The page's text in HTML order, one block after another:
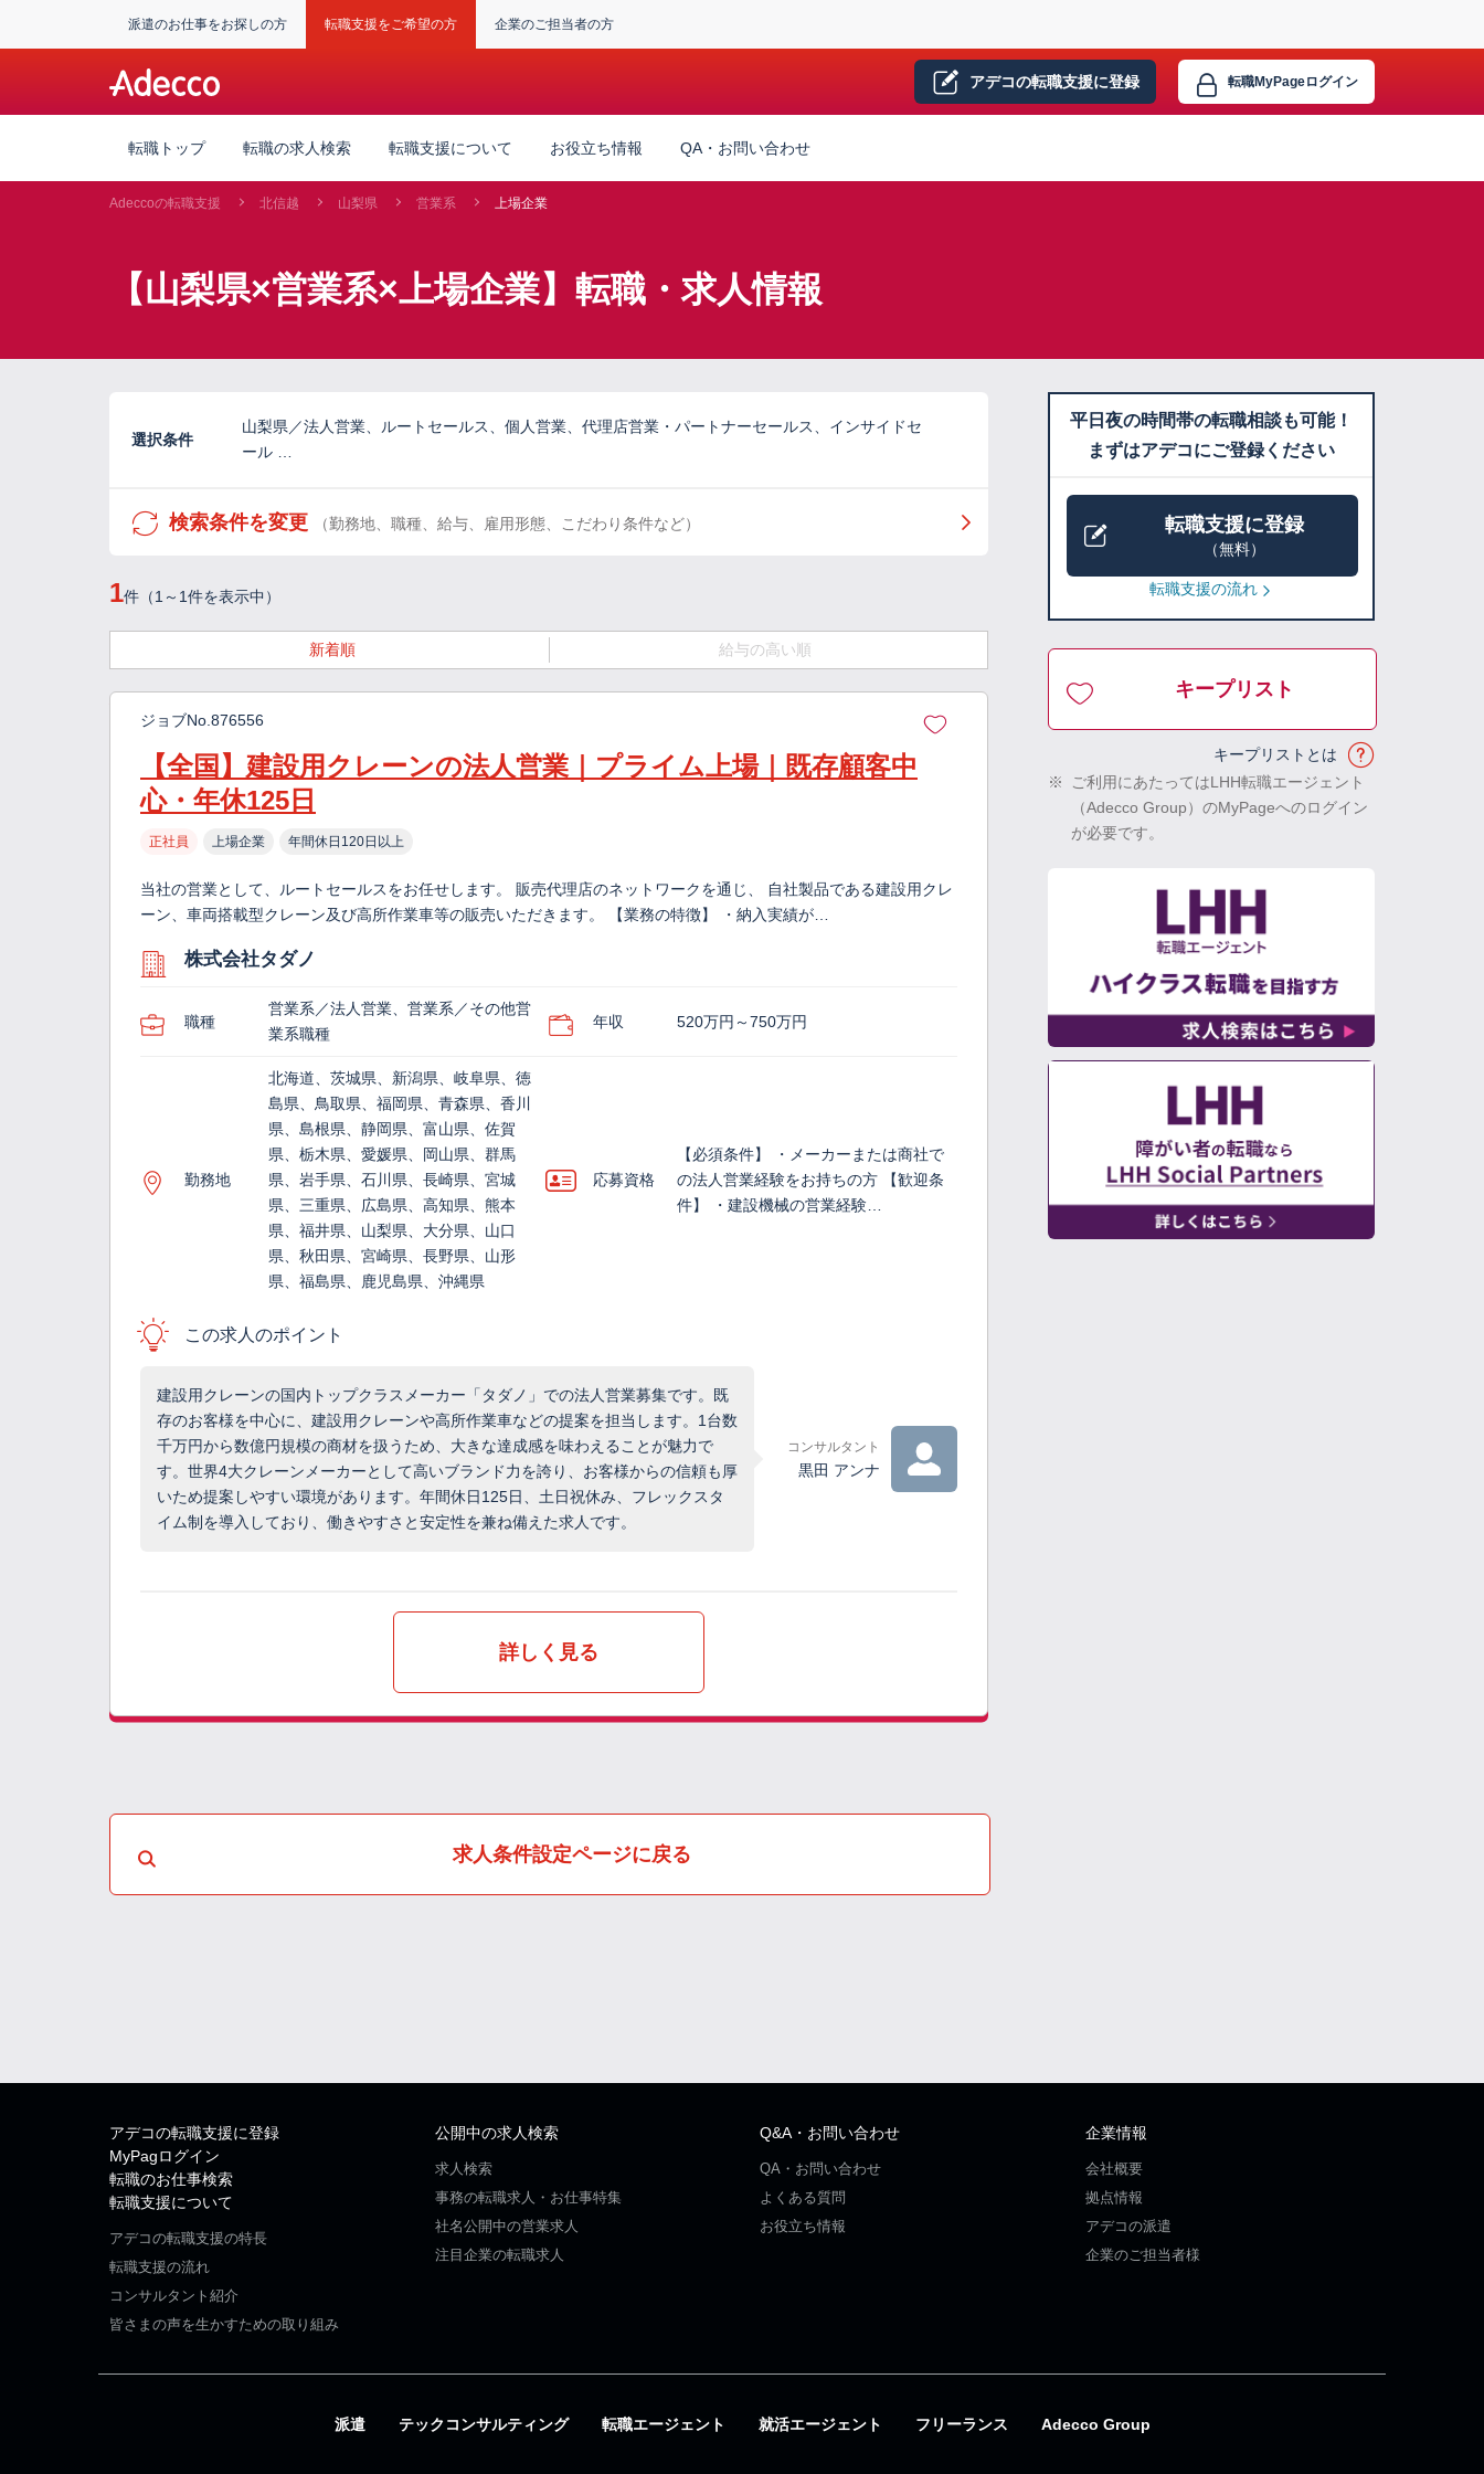
派遣のお仕事をお探しの方 転職支援をご希望の方 企業のご担当者の方
アデコの転職支援に登録 転職MyPageログイン
転職トップ 転職の求人検索 転職支援について お役立ち情報 QA・お問い合わせ
Adeccoの転職支援 北信越 山梨県 営業系 上場企業
【山梨県×営業系×上場企業】転職・求人情報
選択条件
山梨県／法人営業、ルートセールス、個人営業、代理店営業・パートナーセールス、インサイドセ
ール …
検索条件を変更 （勤務地、職種、給与、雇用形態、こだわり条件など）
1件（1～1件を表示中）
新着順 給与の高い順
ジョブNo.876556
【全国】建設用クレーンの法人営業｜プライム上場｜既存顧客中
心・年休125日
正社員 上場企業 年間休日120日以上
当社の営業として、ルートセールスをお任せします。 販売代理店のネットワークを通じ、 自社製品である建設用クレ
ーン、車両搭載型クレーン及び高所作業車等の販売いただきます。 【業務の特徴】 ・納入実績が…
株式会社タダノ
職種
営業系／法人営業、営業系／その他営
業系職種
年収 520万円～750万円
勤務地
北海道、茨城県、新潟県、岐阜県、徳
島県、鳥取県、福岡県、青森県、香川
県、島根県、静岡県、富山県、佐賀
県、栃木県、愛媛県、岡山県、群馬
県、岩手県、石川県、長崎県、宮城
県、三重県、広島県、高知県、熊本
県、福井県、山梨県、大分県、山口
県、秋田県、宮崎県、長野県、山形
県、福島県、鹿児島県、沖縄県
応募資格
【必須条件】 ・メーカーまたは商社で
の法人営業経験をお持ちの方 【歓迎条
件】 ・建設機械の営業経験…
この求人のポイント
建設用クレーンの国内トップクラスメーカー「タダノ」での法人営業募集です。既
存のお客様を中心に、建設用クレーンや高所作業車などの提案を担当します。1台数
千万円から数億円規模の商材を扱うため、大きな達成感を味わえることが魅力で
す。世界4大クレーンメーカーとして高いブランド力を誇り、お客様からの信頼も厚
いため提案しやすい環境があります。年間休日125日、土日祝休み、フレックスタ
イム制を導入しており、働きやすさと安定性を兼ね備えた求人です。
コンサルタント
黒田 アンナ
詳しく見る
求人条件設定ページに戻る
平日夜の時間帯の転職相談も可能！
まずはアデコにご登録ください
転職支援に登録
（無料）
転職支援の流れ
キープリスト
キープリストとは
※
ご利用にあたってはLHH転職エージェント
（Adecco Group）のMyPageへのログイン
が必要です。
アデコの転職支援に登録
MyPagログイン
転職のお仕事検索
転職支援について
アデコの転職支援の特長
転職支援の流れ
コンサルタント紹介
皆さまの声を生かすための取り組み
公開中の求人検索
求人検索
事務の転職求人・お仕事特集
社名公開中の営業求人
注目企業の転職求人
Q&A・お問い合わせ
QA・お問い合わせ
よくある質問
お役立ち情報
企業情報
会社概要
拠点情報
アデコの派遣
企業のご担当者様
派遣 テックコンサルティング 転職エージェント 就活エージェント フリーランス Adecco Group